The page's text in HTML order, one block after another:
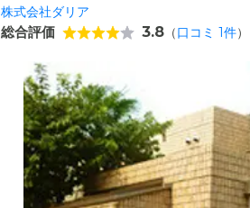
株式会社ダリア
総合評価 3.8 （口コミ 1件）